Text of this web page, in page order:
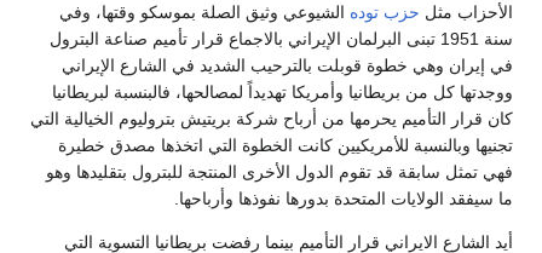
الأحزاب مثل حزب توده الشيوعي وثيق الصلة بموسكو وقتها، وفي
سنة 1951 تبنى البرلمان الإيراني بالاجماع قرار تأميم صناعة البترول
في إيران وهي خطوة قوبلت بالترحيب الشديد في الشارع الإيراني
ووجدتها كل من بريطانيا وأمريكا تهديداً لمصالحها، فالبنسبة لبريطانيا
كان قرار التأميم يحرمها من أرباح شركة بريتيش بتروليوم الخيالية التي
تجنيها وبالنسبة للأمريكيين كانت الخطوة التي اتخذها مصدق خطيرة
فهي تمثل سابقة قد تقوم الدول الأخرى المنتجة للبترول بتقليدها وهو
ما سيفقد الولايات المتحدة بدورها نفوذها وأرباحها.
أيد الشارع الايراني قرار التأميم بينما رفضت بريطانيا التسوية التي